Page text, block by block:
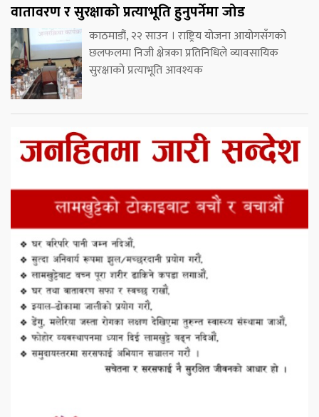
वातावरण र सुरक्षाको प्रत्याभूति हुनुपर्नेमा जोड
काठमाडौं, २२ साउन । राष्ट्रिय योजना आयोगसँगको
छलफलमा निजी क्षेत्रका प्रतिनिधिले व्यावसायिक
सुरक्षाको प्रत्याभूति आवश्यक